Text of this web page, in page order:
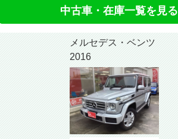
中古車・在庫一覧を見る
メルセデス・ベンツ
2016